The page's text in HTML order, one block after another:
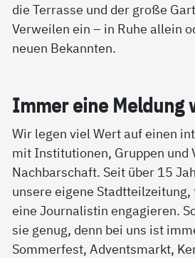
die Terrasse und der große
Verweilen ein – in Ruhe allein
neuen Bekannten.
Im­mer ei­ne Mel­dung
Wir legen viel Wert auf einen
mit Institutionen, Gruppen und
Nachbarschaft. Seit über 15
unsere eigene
eine Journalistin engagieren.
sie genug, denn bei uns ist
Sommerfest, Adventsmarkt,